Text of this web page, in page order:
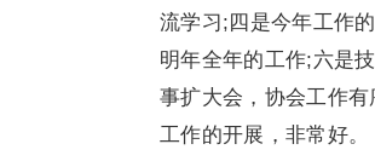
流学习;四是今年工作
明年全年的工作;六是
事扩大会，协会工作
工作的开展，非常好。